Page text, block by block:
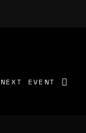
NEXT EVENT